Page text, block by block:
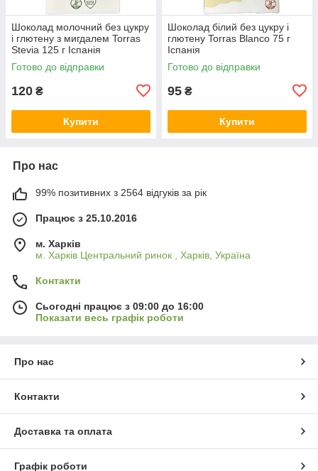
Шоколад молочний без цукру
і глютену з мигдалем Torras
Stevia 125 г Іспанія
Готово до відправки
120 ₴
Купити
Шоколад білий без цукру і
глютену Torras Blanco 75 г
Іспанія
Готово до відправки
95 ₴
Купити
Про нас
99% позитивних з 2564 відгуків за рік
Працює з 25.10.2016
м. Харків
м. Харків Центральний ринок , Харків, Україна
Контакти
Сьогодні працює з 09:00 до 16:00
Показати весь графік роботи
Про нас
Контакти
Доставка та оплата
Графік роботи